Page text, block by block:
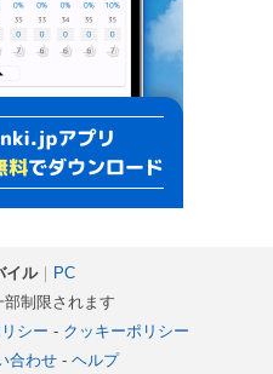
イル｜ PC
制限されます
シー - クッキーポリシー
合わせ- ヘルプ